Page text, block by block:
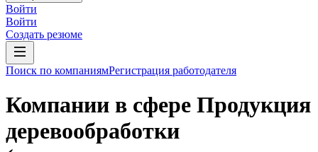
Войти
Войти
Создать резюме
Поиск по компаниямРегистрация работодателя
Компании в сфере Продукция
деревообработки